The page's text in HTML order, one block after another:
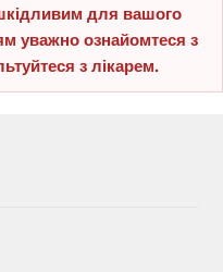
для вашого
уважно ознайомтеся з
з лікарем.